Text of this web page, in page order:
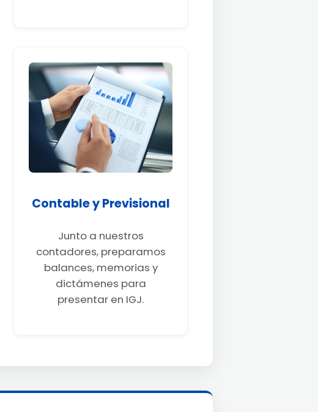
Contable y Previsional
Junto a nuestros
contadores, preparamos
balances, memorias y
dictámenes para
presentar en IGJ.